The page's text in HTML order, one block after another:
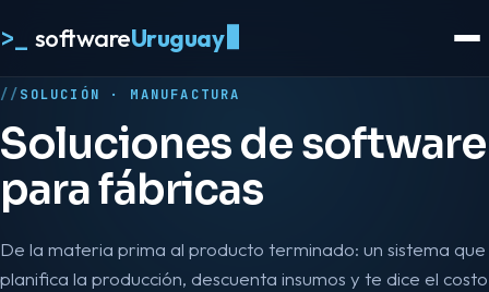
>_ softwareUruguay
SOLUCIÓN · MANUFACTURA
Soluciones de software
para fábricas
De la materia prima al producto terminado: un sistema que
planifica la producción, descuenta insumos y te dice el costo